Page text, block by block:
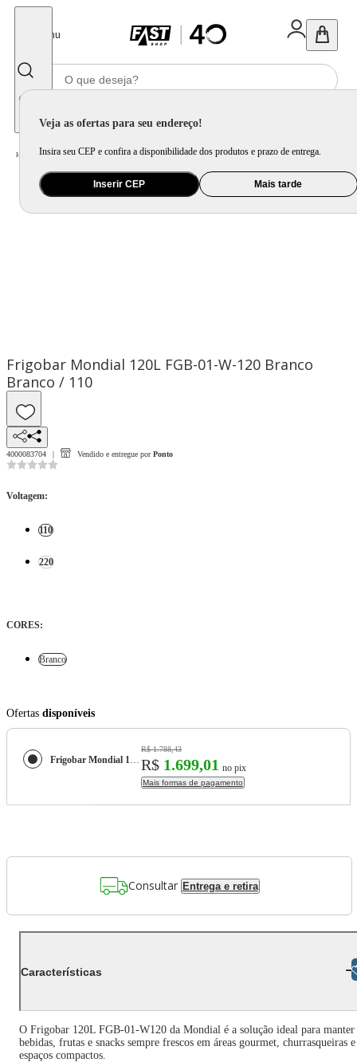
Menu
Veja as ofertas para seu endereço!
Insira seu CEP e confira a disponibilidade dos produtos e prazo de entrega.
Inserir CEP Mais tarde
Home Eletrodomésticos / Cervejeira e Frigobar / Frigobar / Frigobar Mondial 120L FGB-01-W-120 Branco
Frigobar Mondial 120L FGB-01-W-120 Branco
Branco / 110
4000083704 Vendido e entregue por Ponto
Voltagem:
110
220
CORES:
Branco
Ofertas disponíveis
Frigobar Mondial 120L FGB-01-W-120 Branco
R$ 1.788,43
R$ 1.699,01 no pix
Mais formas de pagamento
Consultar Entrega e retira
Características
O Frigobar 120L FGB-01-W120 da Mondial é a solução ideal para manter
bebidas, frutas e snacks sempre frescos em áreas gourmet, churrasqueiras e
espaços compactos.